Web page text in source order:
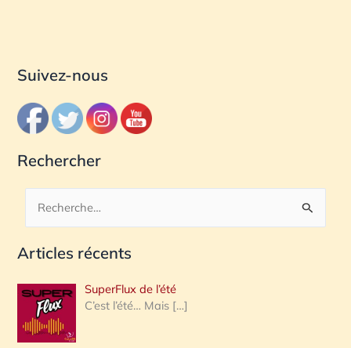
Suivez-nous
Rechercher
c
e
r
Articles récents
SuperFlux de l’été
C’est l’été… Mais […]